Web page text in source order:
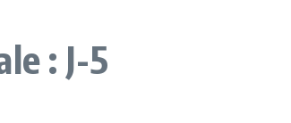
: J-5